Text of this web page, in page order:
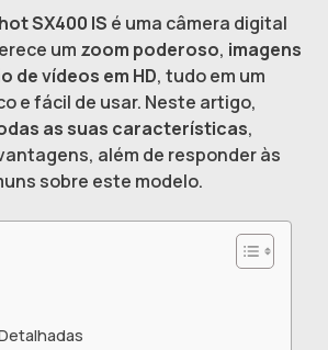
SX400 IS é uma câmera digital
um zoom poderoso, imagens
de vídeos em HD, tudo em um
e fácil de usar. Neste artigo,
as suas características,
além de responder às
sobre este modelo.